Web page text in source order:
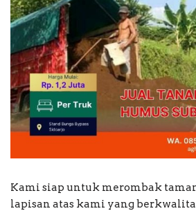
Kami siap untuk merombak
lapisan atas kami yang